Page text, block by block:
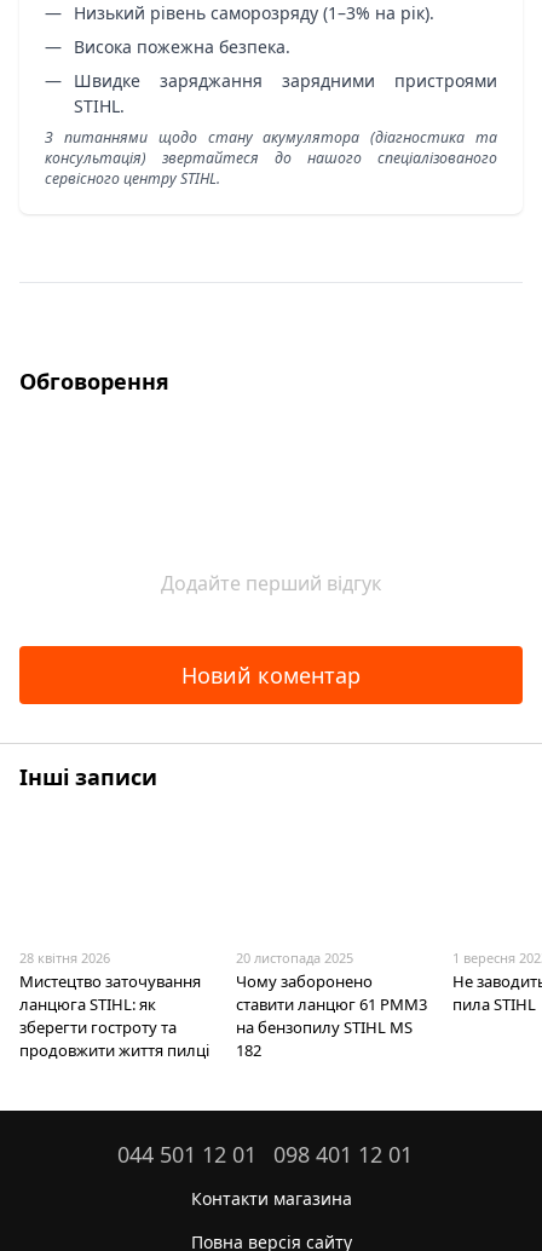
Низький рівень саморозряду (1–3% на рік).
Висока пожежна безпека.
Швидке заряджання зарядними пристроями
STIHL.
З питаннями щодо стану акумулятора (діагностика та
консультація) звертайтеся до нашого спеціалізованого
сервісного центру STIHL.
Обговорення
Додайте перший відгук
Новий коментар
Інші записи
28 квітня 2026
Мистецтво заточування
ланцюга STIHL: як
зберегти гостроту та
продовжити життя пилці
20 листопада 2025
Чому заборонено
ставити ланцюг 61 PMM3
на бензопилу STIHL MS
182
1 вересня
Не
пила STIHL
044 501 12 01 098 401 12 01
Контакти магазина
Повна версія сайту